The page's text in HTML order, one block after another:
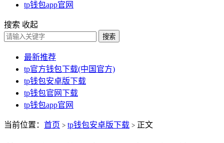
tp钱包app官网
搜索 收起
搜索
最新推荐
tp官方钱包下载(中国官方)
tp钱包安卓版下载
tp钱包官网下载
tp钱包app官网
当前位置： 首页 > tp钱包安卓版下载 > 正文